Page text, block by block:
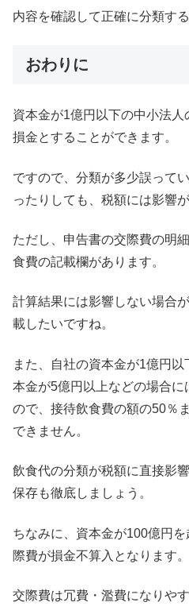
内容を確認して正確に分類す
おわりに
資本金が1億円以下の中小法
損金とすることができます。
ですので、分類が多少誤って
ったりしても、税額には影響
ただし、申告書の交際費の明
食費の記載欄があります。
計算結果には影響しない場合
載したいですね。
また、自社の資本金が1億円
本金が5億円以上などの場合
ので、接待飲食費の額の50％
できません。
飲食代の分類が税額に直接影
保存も徹底しましょう。
ちなみに、資本金が100億円
際費が損金不算入となります。
交際費は冗費・濫費になりや